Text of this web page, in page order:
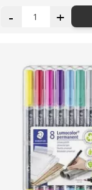
- +